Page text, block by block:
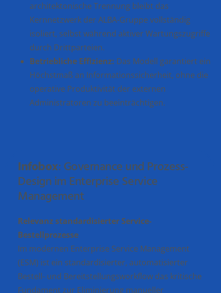
architektonische Trennung bleibt das
Kernnetzwerk der ALBA-Gruppe vollständig
isoliert, selbst während aktiver Wartungszugriffe
durch Drittparteien.
Betriebliche Effizienz: Das Modell garantiert ein
Höchstmaß an Informationssicherheit, ohne die
operative Produktivität der externen
Administratoren zu beeinträchtigen.
Infobox: Governance und Prozess-
Design im Enterprise Service
Management
Relevanz standardisierter Service-
Bestellprozesse
Im modernen Enterprise Service Management
(ESM) ist ein standardisierter, automatisierter
Bestell- und Bereitstellungsworkflow das kritische
Fundament zur Eliminierung manueller